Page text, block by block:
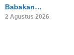
Babakan…
2 Agustus 2026